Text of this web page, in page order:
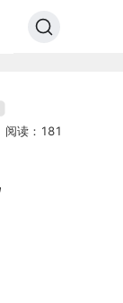
阅读：181